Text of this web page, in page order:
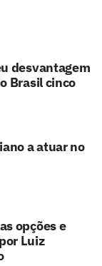
desvantagem
Brasil cinco
a atuar no
opções e
Luiz